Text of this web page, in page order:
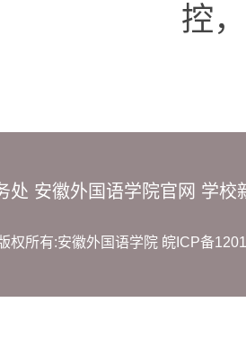
控
处 安徽外国语学院官网 学校
权所有:安徽外国语学院 皖ICP备